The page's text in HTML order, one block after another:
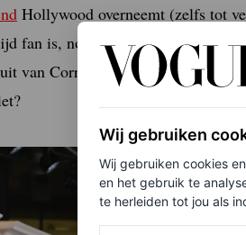
Hollywood overneemt (zelfs tot
fan is, nog steeds de trend
van Corrins aanpak voor de rode
Wij gebruiken
Wij gebruiken cookies
en het gebruik te
te herleiden tot jou als